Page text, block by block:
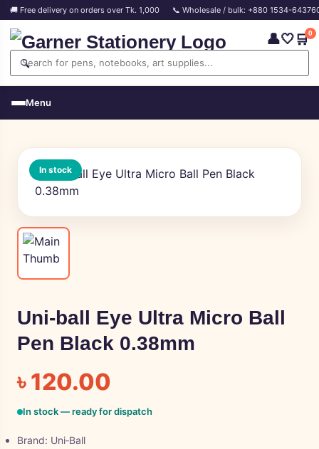
🚚 Free delivery on orders over Tk. 1,000 📞 Wholesale / bulk: +880 1534-
🔍
👤🤍🛒0
Menu
In stock
Uni-ball Eye Ultra Micro Ball
Pen Black 0.38mm
৳120.00
In stock — ready for dispatch
Brand: Uni‑Ball